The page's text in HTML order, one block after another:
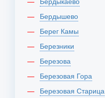
Бердышево
Берег Камы
Березники
Березова
Березовая Гора
Березовая Старица